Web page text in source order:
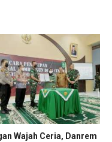
Wajah Ceria, Danrem